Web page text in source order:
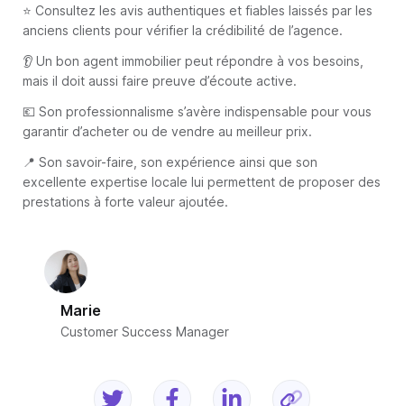
⭐️ Consultez les avis authentiques et fiables laissés par les
anciens clients pour vérifier la crédibilité de l’agence.
👂 Un bon agent immobilier peut répondre à vos besoins,
mais il doit aussi faire preuve d’écoute active.
💶 Son professionnalisme s’avère indispensable pour vous
garantir d’acheter ou de vendre au meilleur prix.
📍 Son savoir-faire, son expérience ainsi que son
excellente expertise locale lui permettent de proposer des
prestations à forte valeur ajoutée.
Marie
Customer Success Manager